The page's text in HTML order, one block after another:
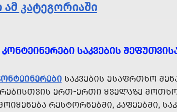
კატეგორიაში
ᲡᲐᲙᲕᲔᲑᲘᲡ
ᲡᲐᲙᲕᲔᲑᲘᲡ ᲣᲡᲐᲤᲠᲗᲮᲝ
ᲔᲠᲗ-ᲔᲠᲗᲘ ᲧᲕᲔᲚᲐᲖᲔ
ᲠᲔᲡᲢᲝᲠᲜᲔᲑᲨᲘ, ᲙᲐᲤᲔᲔᲑᲨᲘ,